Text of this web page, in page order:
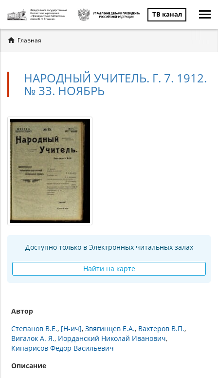
ТВ канал
Вы
здесь
Главная
НАРОДНЫЙ УЧИТЕЛЬ. Г. 7. 1912.
№ 33. НОЯБРЬ
Доступно только в Электронных читальных залах
Найти на карте
Автор
Степанов В.Е. [Н-ич] Звягинцев Е.А. Вахтеров В.П.
Вигалок А. Я. Иорданский Николай Иванович
Кипарисов Федор Васильевич
Описание